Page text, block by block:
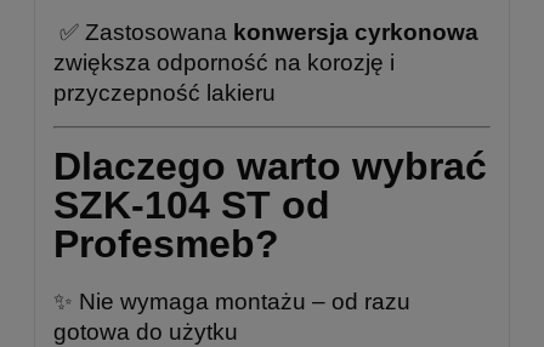
✅ Zastosowana konwersja cyrkonowa
zwiększa odporność na korozję i
przyczepność lakieru
Dlaczego warto wybrać
SZK-104 ST od
Profesmeb?
✨ Nie wymaga montażu – od razu
gotowa do użytku